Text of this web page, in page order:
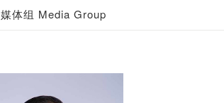
媒体组 Media Group